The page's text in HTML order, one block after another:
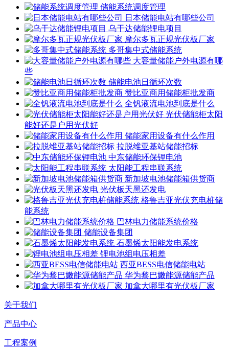
储能系统调度管理
日本储能电站有哪些公司
乌干达储能锂电项目
摩尔多瓦正规光伏板厂家
多哥集中式储能系统
大容量储能户外电源有哪
些
储能电池日循环次数
赞比亚商用储能柜批发商
全钒液流电池到底是什么
光伏储能柜太阳
能好还是户用光伏好
储能家用设备有什么作用
拉脱维亚基站储能招标
中东储能环保锂电池
太阳能工程串联系统
新加坡电池储能箱供货商
光伏板天黑还发电
格鲁吉亚光伏充电桩储
能系统
巴林电力储能系统价格
储能设备集团
石墨烯太阳能发电系统
锂电池组电压相差
西亚BESS电信储能电站
华为黎巴嫩能源储能产品
加拿大哪里有光伏板厂家
关于我们
产品中心
工程案例